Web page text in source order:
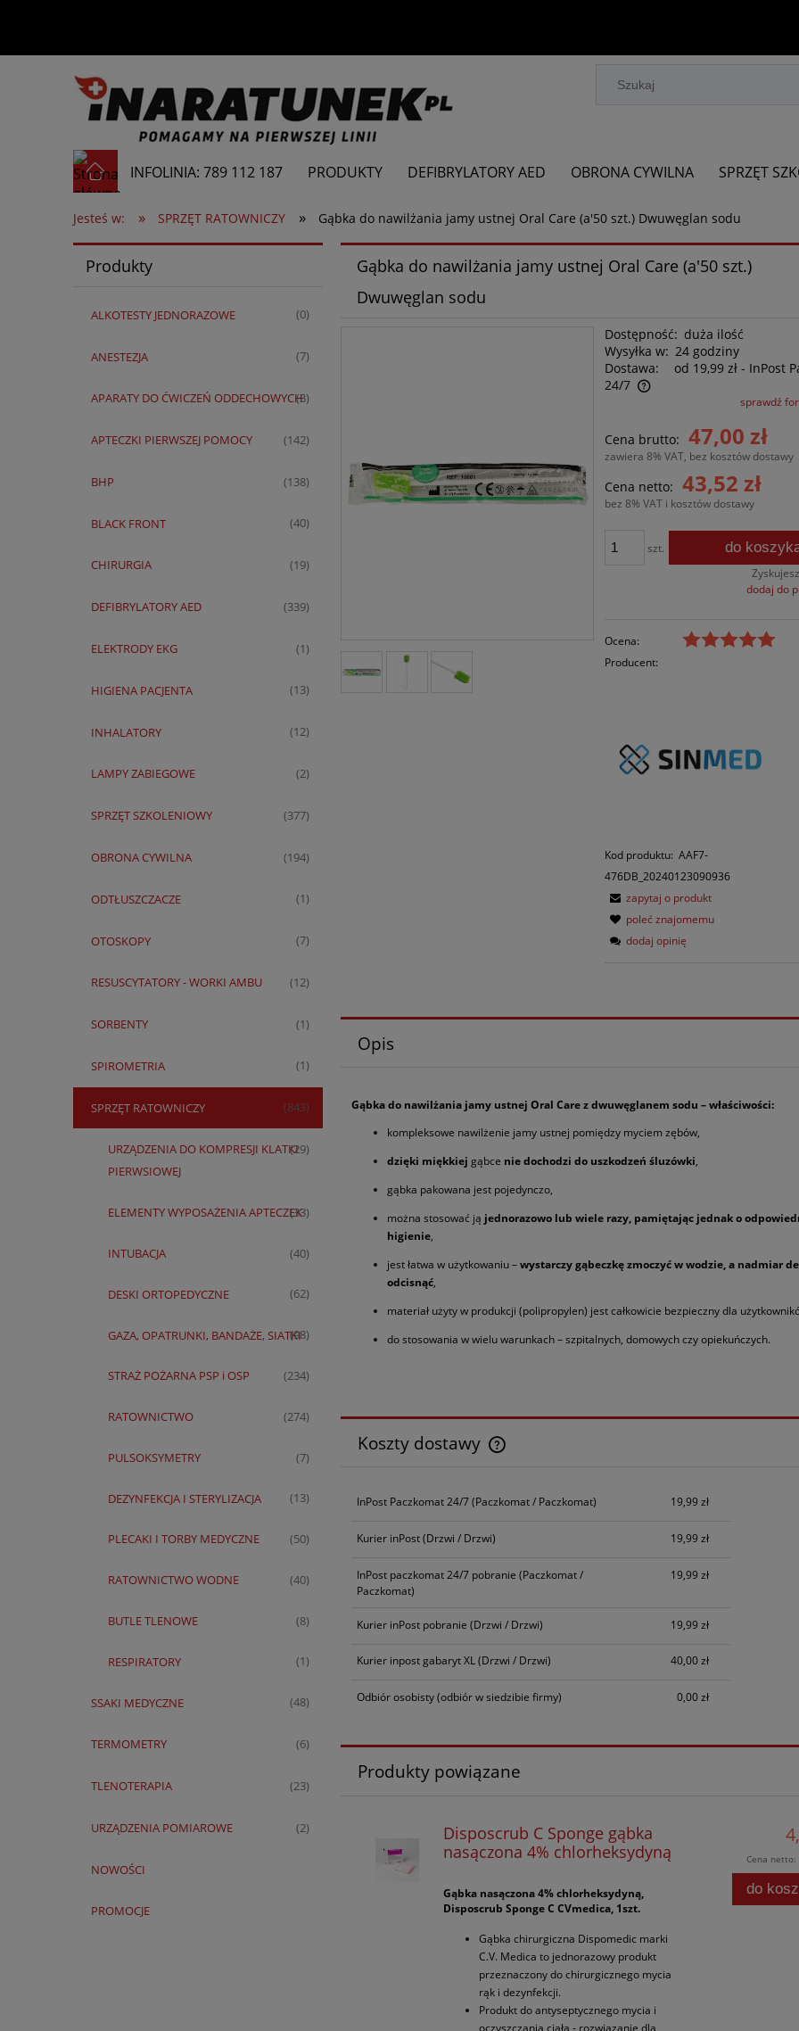
INFOLINIA: 789 112 187 PRODUKTY DEFIBRYLATORY AED OBRONA CYWILNA SPRZĘT
Jesteś w: » SPRZĘT RATOWNICZY » Gąbka do nawilżania jamy ustnej Oral Care (a'50 szt.) Dwuwęglan sodu
Produkty
ALKOTESTY JEDNORAZOWE (0)
ANESTEZJA (7)
APARATY DO ĆWICZEŃ ODDECHOWYCH(3)
APTECZKI PIERWSZEJ POMOCY (142)
BHP (138)
BLACK FRONT (40)
CHIRURGIA (19)
DEFIBRYLATORY AED (339)
ELEKTRODY EKG (1)
HIGIENA PACJENTA (13)
INHALATORY (12)
LAMPY ZABIEGOWE (2)
SPRZĘT SZKOLENIOWY (377)
OBRONA CYWILNA (194)
ODTŁUSZCZACZE (1)
OTOSKOPY (7)
RESUSCYTATORY - WORKI AMBU (12)
SORBENTY (1)
SPIROMETRIA (1)
SPRZĘT RATOWNICZY (843)
URZĄDZENIA DO KOMPRESJI KLATKI
PIERWSIOWEJ
(29)
ELEMENTY WYPOSAŻENIA APTECZEK
(33)
INTUBACJA (40)
DESKI ORTOPEDYCZNE (62)
GAZA, OPATRUNKI, BANDAŻE, SIATKI
(98)
STRAŻ POŻARNA PSP i OSP (234)
RATOWNICTWO (274)
PULSOKSYMETRY (7)
DEZYNFEKCJA I STERYLIZACJA (13)
PLECAKI I TORBY MEDYCZNE (50)
RATOWNICTWO WODNE (40)
BUTLE TLENOWE (8)
RESPIRATORY (1)
SSAKI MEDYCZNE (48)
TERMOMETRY (6)
TLENOTERAPIA (23)
URZĄDZENIA POMIAROWE (2)
NOWOŚCI
PROMOCJE
Gąbka do nawilżania jamy ustnej Oral Care (a'50 szt.)
Dwuwęglan sodu
Dostępność: duża ilość
Wysyłka w: 24 godziny
Dostawa:
od 19,99 zł - InPost
24/7
sprawdź
Cena brutto: 47,00 zł
zawiera 8% VAT, bez kosztów dostawy
Cena netto: 43,52 zł
bez 8% VAT i kosztów dostawy
szt. do
Zyskujesz
dodaj do
Ocena:
Producent:
Kod produktu: AAF7-
476DB_20240123090936
zapytaj o produkt
poleć znajomemu
dodaj opinię
Opis
Gąbka do nawilżania jamy ustnej Oral Care z dwuwęglanem sodu – właściwości:
kompleksowe nawilżenie jamy ustnej pomiędzy myciem zębów,
dzięki miękkiej gąbce nie dochodzi do uszkodzeń śluzówki,
gąbka pakowana jest pojedynczo,
można stosować ją jednorazowo lub wiele razy, pamiętając jednak o
higienie,
jest łatwa w użytkowaniu –wystarczy gąbeczkę zmoczyć w wodzie, a nadmiar
odcisnąć,
materiał użyty w produkcji (polipropylen) jest całkowicie bezpieczny dla
do stosowania w wielu warunkach – szpitalnych, domowych czy opiekuńczych.
Koszty dostawy
płatności
InPost Paczkomat 24/7(Paczkomat / Paczkomat) 19,99 zł
Kurier inPost(Drzwi / Drzwi) 19,99 zł
InPost paczkomat 24/7 pobranie (Paczkomat /
Paczkomat)
19,99 zł
Kurier inPost pobranie (Drzwi / Drzwi) 19,99 zł
Kurier inpost gabaryt XL(Drzwi / Drzwi) 40,00 zł
Odbiór osobisty(odbiór w siedzibie firmy) 0,00 zł
Produkty powiązane
Disposcrub C Sponge gąbka
nasączona 4% chlorheksydyną
Gąbka nasączona 4% chlorheksydyną,
Disposcrub Sponge C CVmedica, 1szt.
Gąbka chirurgiczna Dispomedic marki
C.V. Medica to jednorazowy produkt
przeznaczony do chirurgicznego mycia
rąk i dezynfekcji.
Produkt do antyseptycznego mycia i
oczyszczania ciała - rozwiązanie dla
Cena netto:
do